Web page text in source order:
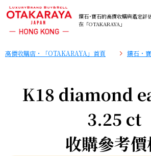
鑽石･寶石的高價收購與鑑定
在「OTAKARAYA」
高價收購店・「OTAKARAYA」首頁 鑽石・
K18 diamond
3.25 ct
收購參考